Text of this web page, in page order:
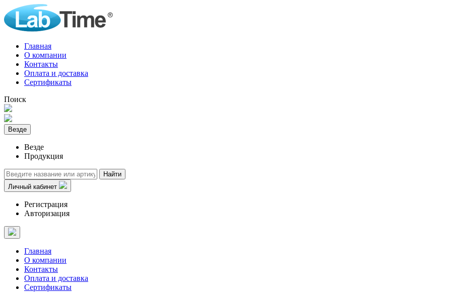
Главная
О компании
Контакты
Оплата и доставка
Сертификаты
Поиск
Везде
Везде
Продукция
Найти
Личный кабинет
Регистрация
Авторизация
Главная
О компании
Контакты
Оплата и доставка
Сертификаты